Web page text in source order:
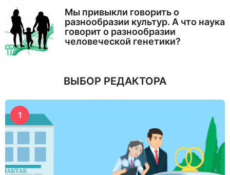
Мы привыкли говорить о
разнообразии культур. А что наука
говорит о разнообразии
человеческой генетики?
ВЫБОР РЕДАКТОРА
1